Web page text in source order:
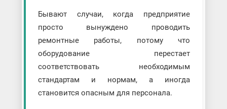
Бывают случаи, когда предприятие
просто вынуждено проводить
ремонтные работы, потому что
оборудование перестает
соответствовать необходимым
стандартам и нормам, а иногда
становится опасным для персонала.